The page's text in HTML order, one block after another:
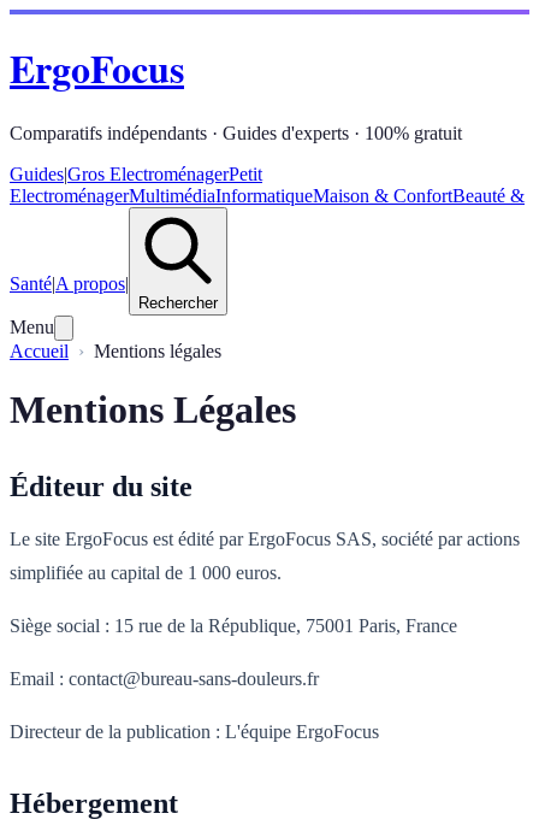
ErgoFocus
Comparatifs indépendants · Guides d'experts · 100% gratuit
Guides|Gros ElectroménagerPetit
ElectroménagerMultimédiaInformatiqueMaison & ConfortBeauté &
Santé|A propos|
Rechercher
Menu
Accueil
Mentions légales
Mentions Légales
Éditeur du site
Le site ErgoFocus est édité par ErgoFocus SAS, société par actions
simplifiée au capital de 1 000 euros.
Siège social : 15 rue de la République, 75001 Paris, France
Email : contact@bureau-sans-douleurs.fr
Directeur de la publication : L'équipe ErgoFocus
Hébergement